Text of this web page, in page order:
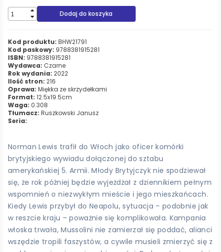
Dodaj do koszyka
Kod produktu: BHW21791
Kod paskowy: 9788381915281
ISBN: 9788381915281
Wydawca: Czarne
Rok wydania: 2022
Ilość stron: 216
Oprawa: Miękka ze skrzydełkami
Format: 12.5x19.5cm
Waga: 0.308
Tłumacz: Ruszkowski Janusz
Seria:
Norman Lewis trafił do Włoch jako oficer komórki
brytyjskiego wywiadu dołączonej do sztabu
amerykańskiej 5. Armii. Młody Brytyjczyk nie spodziewał
się, że rok później będzie wyjeżdżał z dziennikiem pełnym
wspomnień o niezwykłym mieście i jego mieszkańcach.
Kiedy Lewis przybył do Neapolu, sytuacja – podobnie jak
w reszcie kraju – poważnie się komplikowała. Kampania
włoska trwała, Mussolini nie zamierzał się poddać, alianci
wszędzie tropili faszystów, a cywile musieli zmierzyć się z